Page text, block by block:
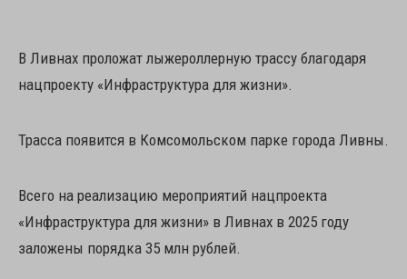
В Ливнах проложат лыжероллерную трассу благодаря
нацпроекту «Инфраструктура для жизни».
Трасса появится в Комсомольском парке города Ливны.
Всего на реализацию мероприятий нацпроекта
«Инфраструктура для жизни» в Ливнах в 2025 году
заложены порядка 35 млн рублей.